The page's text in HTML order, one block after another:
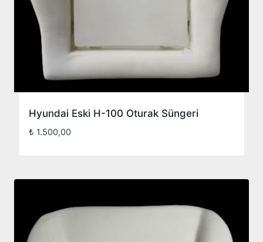
Hyundai Eski H-100 Oturak Süngeri
₺ 1.500,00